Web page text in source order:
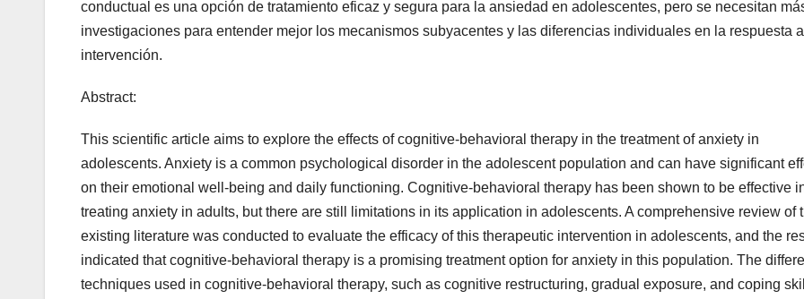
conductual es una opción de tratamiento eficaz y segura para la ansiedad en adolescentes, pero se necesitan
investigaciones para entender mejor los mecanismos subyacentes y las diferencias individuales en la respuesta
intervención.
Abstract:
This scientific article aims to explore the effects of cognitive-behavioral therapy in the treatment of anxiety in
adolescents. Anxiety is a common psychological disorder in the adolescent population and can have significant
on their emotional well-being and daily functioning. Cognitive-behavioral therapy has been shown to be effective
treating anxiety in adults, but there are still limitations in its application in adolescents. A comprehensive review of
existing literature was conducted to evaluate the efficacy of this therapeutic intervention in adolescents, and the
indicated that cognitive-behavioral therapy is a promising treatment option for anxiety in this population. The
techniques used in cognitive-behavioral therapy, such as cognitive restructuring, gradual exposure, and coping